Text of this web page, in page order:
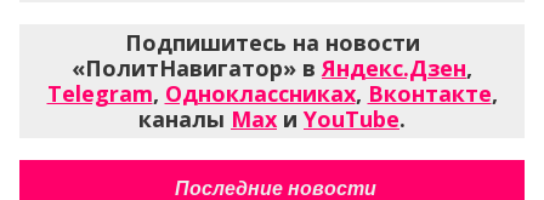
Подпишитесь на новости
«ПолитНавигатор» вЯндекс.Дзен,
Telegram, Одноклассниках, Вконтакте,
каналы Max и YouTube.
Последние новости